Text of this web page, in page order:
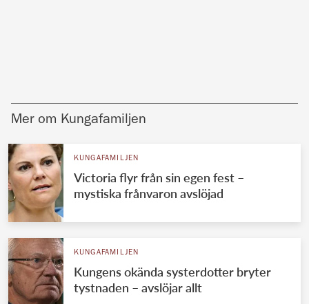
Mer om Kungafamiljen
KUNGAFAMILJEN
Victoria flyr från sin egen fest –
mystiska frånvaron avslöjad
KUNGAFAMILJEN
Kungens okända systerdotter bryter
tystnaden – avslöjar allt